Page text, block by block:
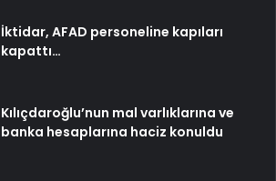
İktidar, AFAD personeline kapıları
kapattı…
Kılıçdaroğlu’nun mal varlıklarına ve
banka hesaplarına haciz konuldu